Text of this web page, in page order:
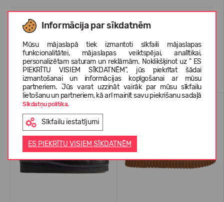
Informācija par sīkdatnēm
Mūsu mājaslapā tiek izmantoti sīkfaili mājaslapas
funkcionalitātei, mājaslapas veiktspējai, analītikai,
personalizētam saturam un reklāmām. Noklikšķinot uz " ES
PIEKRĪTU VISIEM SĪKDATNĒM", jūs piekrītat šādai
izmantošanai un informācijas kopīgošanai ar mūsu
partneriem. Jūs varat uzzināt vairāk par mūsu sīkfailu
lietošanu un partneriem, kā arī mainīt savu piekrišanu sadaļā
Sīkdatņu politika.
Sīkfailu iestatījumi
ES PIEKRĪTU VISIEM SĪKDATNĒM
KLIENTU ATSAUKSMES (0)
Līdzīgas preces
-50%